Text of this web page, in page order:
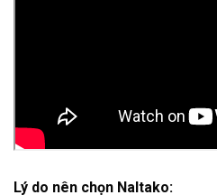
Lý do nên chọn Naltako: